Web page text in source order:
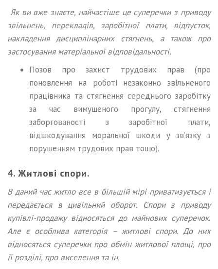
Як ви вже знаєте, найчастіше це суперечки з приводу
звільнень, перекладів, заробітної плати, відпусток,
накладення дисциплінарних стягнень, а також про
застосування матеріальної відповідальності.
Позов про захист трудових прав (про
поновлення на роботі незаконно звільненого
працівника та стягнення середнього заробітку
за час вимушеного прогулу, стягнення
заборгованості з заробітної плати,
відшкодування моральної шкоди у зв’язку з
порушенням трудових прав тощо).
4. Житлові спори.
В даний час житло все в більшій мірі приватизується і
передається в цивільний оборот. Спори з приводу
купівлі-продажу відносяться до майнових суперечок.
Але є особлива категорія – житлові спори. До них
відносяться суперечки про обмін житлової площі, про
її розділі, про виселення та ін.